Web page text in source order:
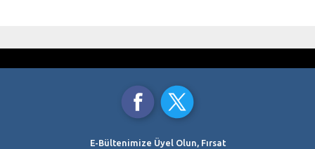
Saat 15.00’a Kadar
E-Bültenimize Üyel Olun, Fırsat